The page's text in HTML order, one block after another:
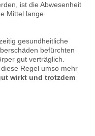
ist die Abwesenheit
Mittel lange
gesundheitliche
befürchten
gut verträglich.
Regel umso mehr
wirkt und trotzdem